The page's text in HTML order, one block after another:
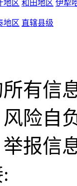
地区 和田地区 伊犁
地区 直辖县级
所有信
险自
报信